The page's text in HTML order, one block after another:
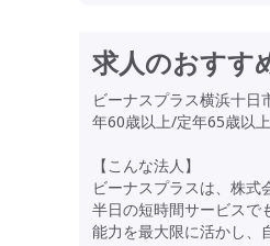
求人のおすす
ビーナスプラス横浜十
年60歳以上/定年65歳以
【こんな法人】
ビーナスプラスは、株式
半日の短時間サービスで
能力を最大限に活かし、